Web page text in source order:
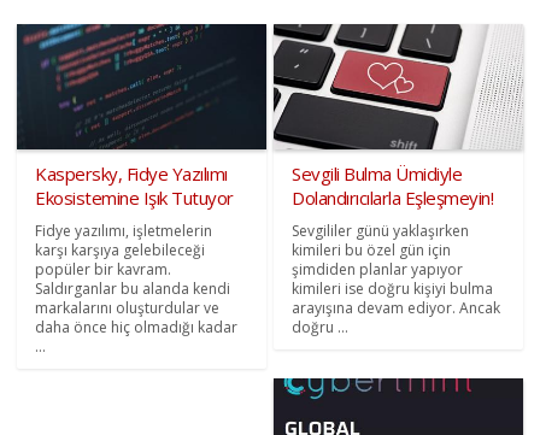
Kaspersky, Fidye Yazılımı
Ekosistemine Işık Tutuyor
Fidye yazılımı, işletmelerin
karşı karşıya gelebileceği
popüler bir kavram.
Saldırganlar bu alanda kendi
markalarını oluşturdular ve
daha önce hiç olmadığı kadar
...
Sevgili Bulma Ümidiyle
Dolandırıcılarla Eşleşmeyin!
Sevgililer günü yaklaşırken
kimileri bu özel gün için
şimdiden planlar yapıyor
kimileri ise doğru kişiyi bulma
arayışına devam ediyor. Ancak
doğru ...